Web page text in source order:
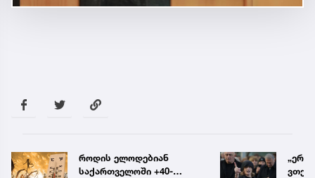
როდის ელოდებიან
საქართველოში +40-